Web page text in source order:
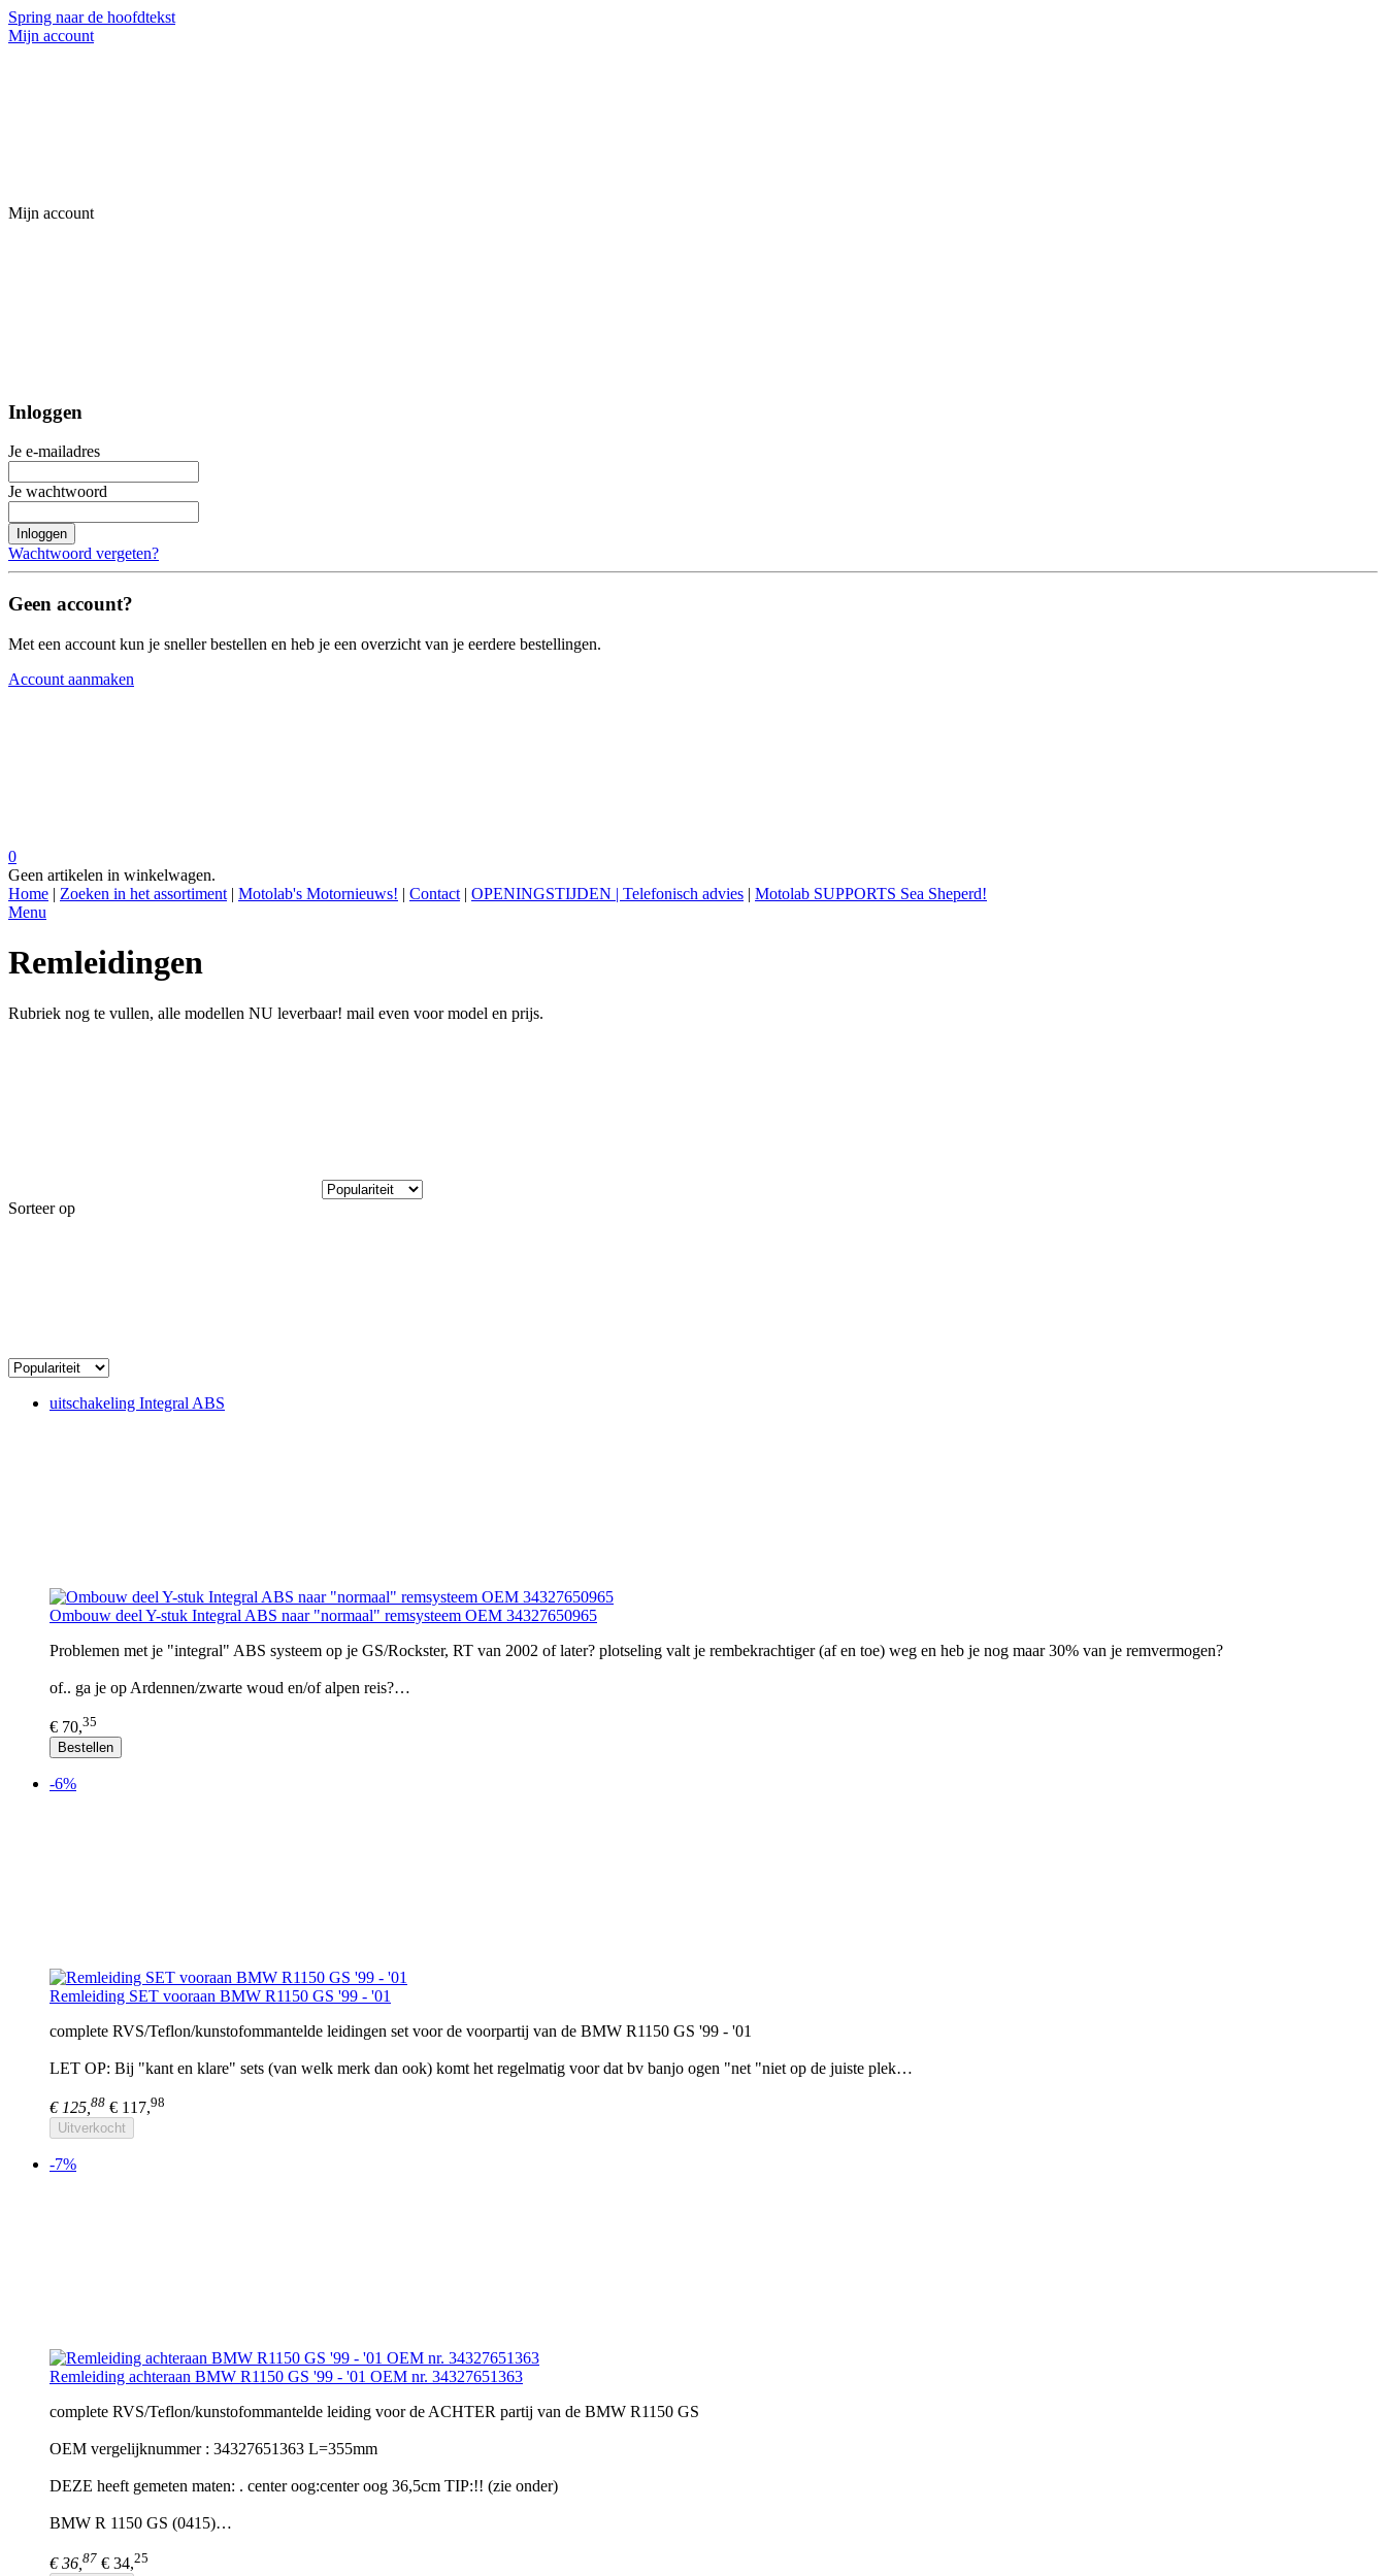
Spring naar de hoofdtekst
Mijn account
Mijn account
Inloggen
Je e-mailadres
Je wachtwoord
Inloggen
Wachtwoord vergeten?
Geen account?
Met een account kun je sneller bestellen en heb je een overzicht van je eerdere bestellingen.
Account aanmaken
0
Geen artikelen in winkelwagen.
Home | Zoeken in het assortiment | Motolab's Motornieuws! | Contact | OPENINGSTIJDEN | Telefonisch advies | Motolab SUPPORTS Sea Sheperd!
Menu
Remleidingen
Rubriek nog te vullen, alle modellen NU leverbaar! mail even voor model en prijs.
Sorteer op
uitschakeling Integral ABS
Ombouw deel Y-stuk Integral ABS naar "normaal" remsysteem OEM 34327650965
Problemen met je "integral" ABS systeem op je GS/Rockster, RT van 2002 of later? plotseling valt je rembekrachtiger (af en toe) weg en heb je nog maar 30% van je remvermogen?
of.. ga je op Ardennen/zwarte woud en/of alpen reis?…
€ 70,35
Bestellen
-6%
Remleiding SET vooraan BMW R1150 GS '99 - '01
complete RVS/Teflon/kunstofommantelde leidingen set voor de voorpartij van de BMW R1150 GS '99 - '01
LET OP: Bij "kant en klare" sets (van welk merk dan ook) komt het regelmatig voor dat bv banjo ogen "net "niet op de juiste plek…
€ 125,88 € 117,98
Uitverkocht
-7%
Remleiding achteraan BMW R1150 GS '99 - '01 OEM nr. 34327651363
complete RVS/Teflon/kunstofommantelde leiding voor de ACHTER partij van de BMW R1150 GS
OEM vergelijknummer : 34327651363 L=355mm
DEZE heeft gemeten maten: . center oog:center oog 36,5cm TIP:!! (zie onder)
BMW R 1150 GS (0415)…
€ 36, 87 € 34,25